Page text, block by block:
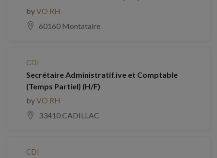
byVO RH
60160 Montataire
CDI
Secrétaire Administratif.ive et Comptable
(Temps Partiel) (H/F)
byVO RH
33410 CADILLAC
CDI